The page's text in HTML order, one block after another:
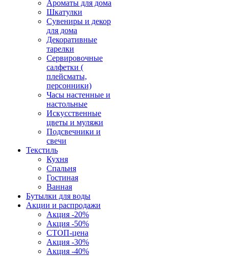
Ароматы для дома
Шкатулки
Сувениры и декор
для дома
Декоративные
тарелки
Сервировочные
салфетки (
плейсматы,
персонники)
Часы настенные и
настольные
Искусственные
цветы и муляжи
Подсвечники и
свечи
Текстиль
Кухня
Спальня
Гостиная
Ванная
Бутылки для воды
Акции и распродажи
Акция -20%
Акция -50%
СТОП-цена
Акция -30%
Акция -40%